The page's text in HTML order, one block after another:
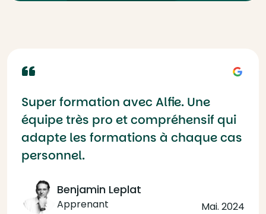
Super formation avec Alfie. Une
équipe très pro et compréhensif qui
adapte les formations à chaque cas
personnel.
Benjamin Leplat
Apprenant Mai. 2024